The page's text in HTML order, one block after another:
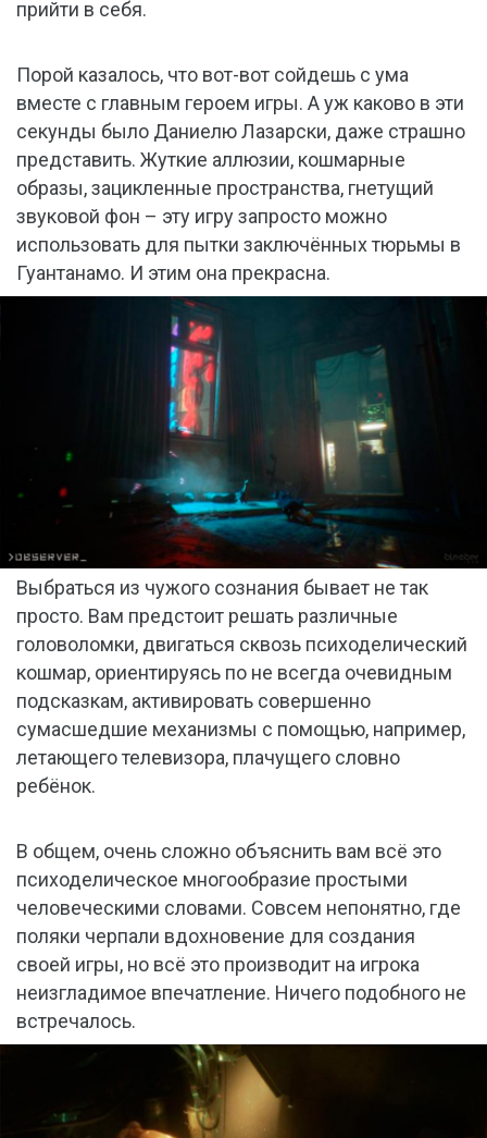
прийти в себя.
Порой казалось, что вот-вот сойдешь с ума
вместе с главным героем игры. А уж каково в эти
секунды было Даниелю Лазарски, даже страшно
представить. Жуткие аллюзии, кошмарные
образы, зацикленные пространства, гнетущий
звуковой фон – эту игру запросто можно
использовать для пытки заключённых тюрьмы в
Гуантанамо. И этим она прекрасна.
Выбраться из чужого сознания бывает не так
просто. Вам предстоит решать различные
головоломки, двигаться сквозь психоделический
кошмар, ориентируясь по не всегда очевидным
подсказкам, активировать совершенно
сумасшедшие механизмы с помощью, например,
летающего телевизора, плачущего словно
ребёнок.
В общем, очень сложно объяснить вам всё это
психоделическое многообразие простыми
человеческими словами. Совсем непонятно, где
поляки черпали вдохновение для создания
своей игры, но всё это производит на игрока
неизгладимое впечатление. Ничего подобного не
встречалось.